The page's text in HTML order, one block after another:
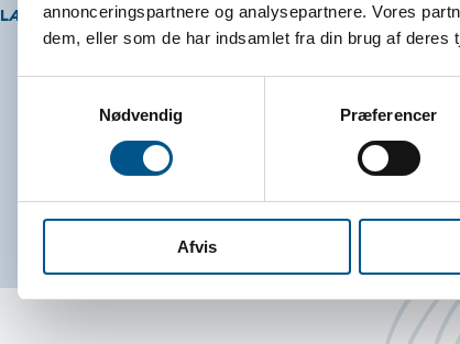
annonceringspartnere og analysepartnere. Vores
dem, eller som de har indsamlet fra din brug af deres
Nødvendig
Præferencer
Afvis
LÆS OM DANSK HÅNDVÆRK GARANTI